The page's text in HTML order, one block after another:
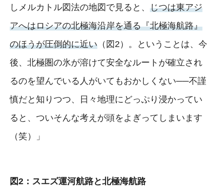
しメルカトル図法の地図で見ると、 じつは東アジ
アへはロシアの北極海沿岸を通る『北極海航路』
のほうが圧倒的に近い （図2）。ということは、今
後、北極圏の氷が溶けて安全なルートが確立され
るのを望んでいる人がいてもおかしくない──不謹
慎だと知りつつ、日々地理にどっぷり浸かってい
ると、ついそんな考えが頭をよぎってしまいます
（笑）」
図2：スエズ運河航路と北極海航路